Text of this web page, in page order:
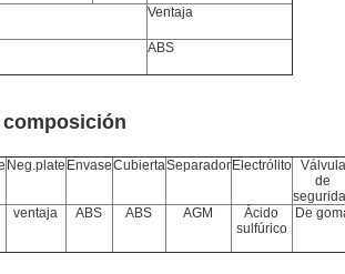
Ventaja
ABS
Neg.plate EnvaseCubiertaSeparador Electrólito Válvula
de
ventaja ABS ABS AGM
Ácido
sulfúrico
De